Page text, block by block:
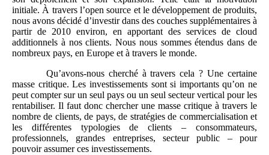
initiale. À travers l’open source et le développement de produits,
nous avons décidé d’investir dans des couches supplémentaires à
partir de 2010 environ, en apportant des services de cloud
additionnels à nos clients. Nous nous sommes étendus dans de
nombreux pays, en Europe et à travers le monde.
Qu’avons-nous cherché à travers cela ? Une certaine
masse critique. Les investissements sont si importants qu’on ne
peut compter sur un seul pays ou un seul secteur vertical pour les
rentabiliser. Il faut donc chercher une masse critique à travers le
nombre de clients, de pays, de stratégies de commercialisation et
les différentes typologies de clients – consommateurs,
professionnels, grandes entreprises, secteur public – pour
pouvoir assumer ces investissements.